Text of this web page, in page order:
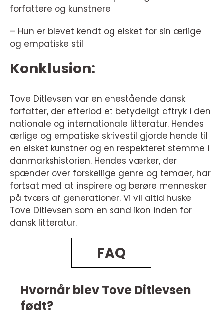
forfattere og kunstnere
– Hun er blevet kendt og elsket for sin ærlige
og empatiske stil
Konklusion:
Tove Ditlevsen var en enestående dansk
forfatter, der efterlod et betydeligt aftryk i den
nationale og internationale litteratur. Hendes
ærlige og empatiske skrivestil gjorde hende til
en elsket kunstner og en respekteret stemme i
danmarkshistorien. Hendes værker, der
spænder over forskellige genre og temaer, har
fortsat med at inspirere og berøre mennesker
på tværs af generationer. Vi vil altid huske
Tove Ditlevsen som en sand ikon inden for
dansk litteratur.
FAQ
Hvornår blev Tove Ditlevsen
født?